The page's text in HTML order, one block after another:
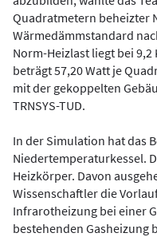
Quadratmetern beheizter
Wärmedämmstandard
Norm-Heizlast liegt bei
beträgt 57,20 Watt je
mit der gekoppelten
TRNSYS-TUD.
In der Simulation hat das
Niedertemperaturkessel.
Heizkörper. Davon
Wissenschaftler die
Infrarotheizung bei einer
bestehenden Gasheizung